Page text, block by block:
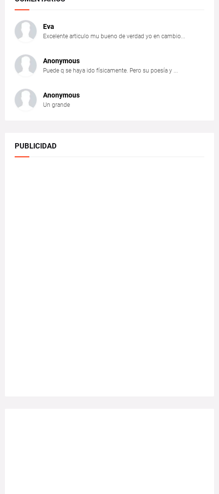
Eva
Excelente articulo mu bueno de verdad yo en cambio...
Anonymous
Puede q se haya ido físicamente. Pero su poesía y ...
Anonymous
Un grande
PUBLICIDAD